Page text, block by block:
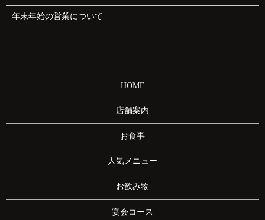
年末年始の営業について
HOME
店舗案内
お食事
人気メニュー
お飲み物
宴会コース